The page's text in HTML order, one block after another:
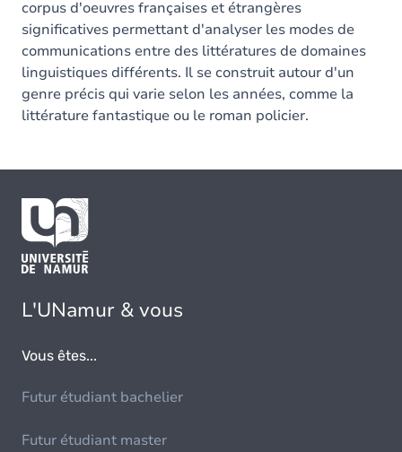
corpus d'oeuvres françaises et étrangères
significatives permettant d'analyser les modes de
communications entre des littératures de domaines
linguistiques différents. Il se construit autour d'un
genre précis qui varie selon les années, comme la
littérature fantastique ou le roman policier.
L'UNamur & vous
Vous êtes...
Futur étudiant bachelier
Futur étudiant master